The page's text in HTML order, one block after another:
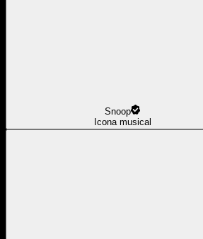
Snoop
Icona musical